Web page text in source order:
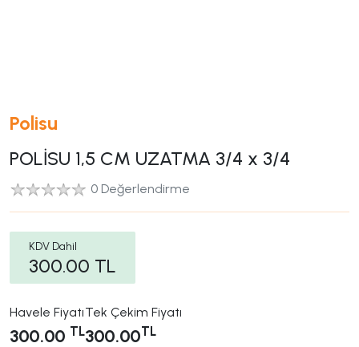
Polisu
POLİSU 1,5 CM UZATMA 3/4 x 3/4
0 Değerlendirme
KDV Dahil
300.00 TL
Havele Fiyatı
300.00 TL
Tek Çekim Fiyatı
300.00TL